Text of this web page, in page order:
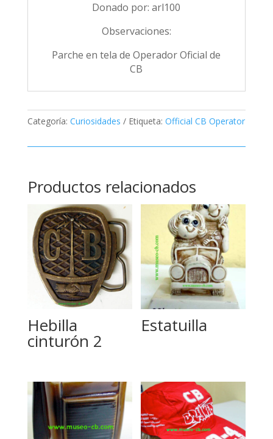
Donado por: arl100
Observaciones:
Parche en tela de Operador Oficial de
CB
Categoría: Curiosidades Etiqueta: Official CB Operator
Productos relacionados
Hebilla
cinturón 2
Estatuilla